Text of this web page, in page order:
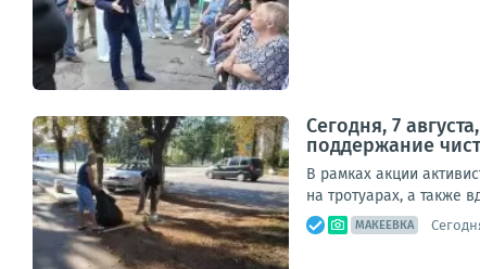
Сегодня, 7
поддержание
В рамках акции
на тротуарах, а также
МАКЕЕВКА